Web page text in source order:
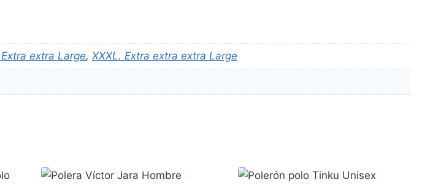
extra Large, XXXL. Extra extra extra Large